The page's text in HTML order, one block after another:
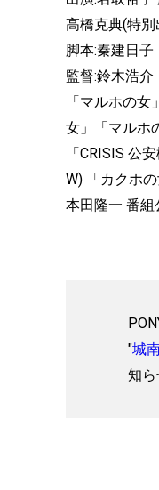
高橋克典(特別
脚本:秦建日子
監督:鈴木浩介
「マルホの
女」「マルホ
「CRISIS 公
W) 「カクホ
本田隆一 番組
"城
知ら